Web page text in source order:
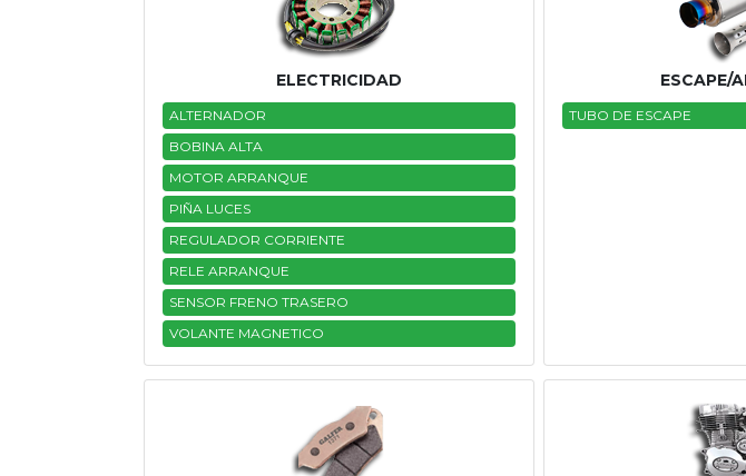
ELECTRICIDAD
ALTERNADOR
BOBINA ALTA
MOTOR ARRANQUE
PIÑA LUCES
REGULADOR CORRIENTE
RELE ARRANQUE
SENSOR FRENO TRASERO
VOLANTE MAGNETICO
ESCAPE/
TUBO DE ESCAPE